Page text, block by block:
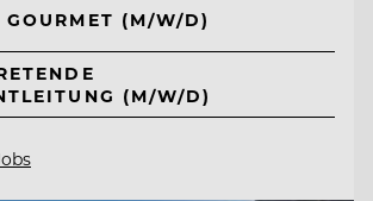
GOURMET (M/W/D)
(M/W/D)